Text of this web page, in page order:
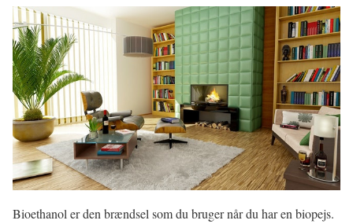
Bioethanol er den brændsel som du bruger når du har en biopejs.